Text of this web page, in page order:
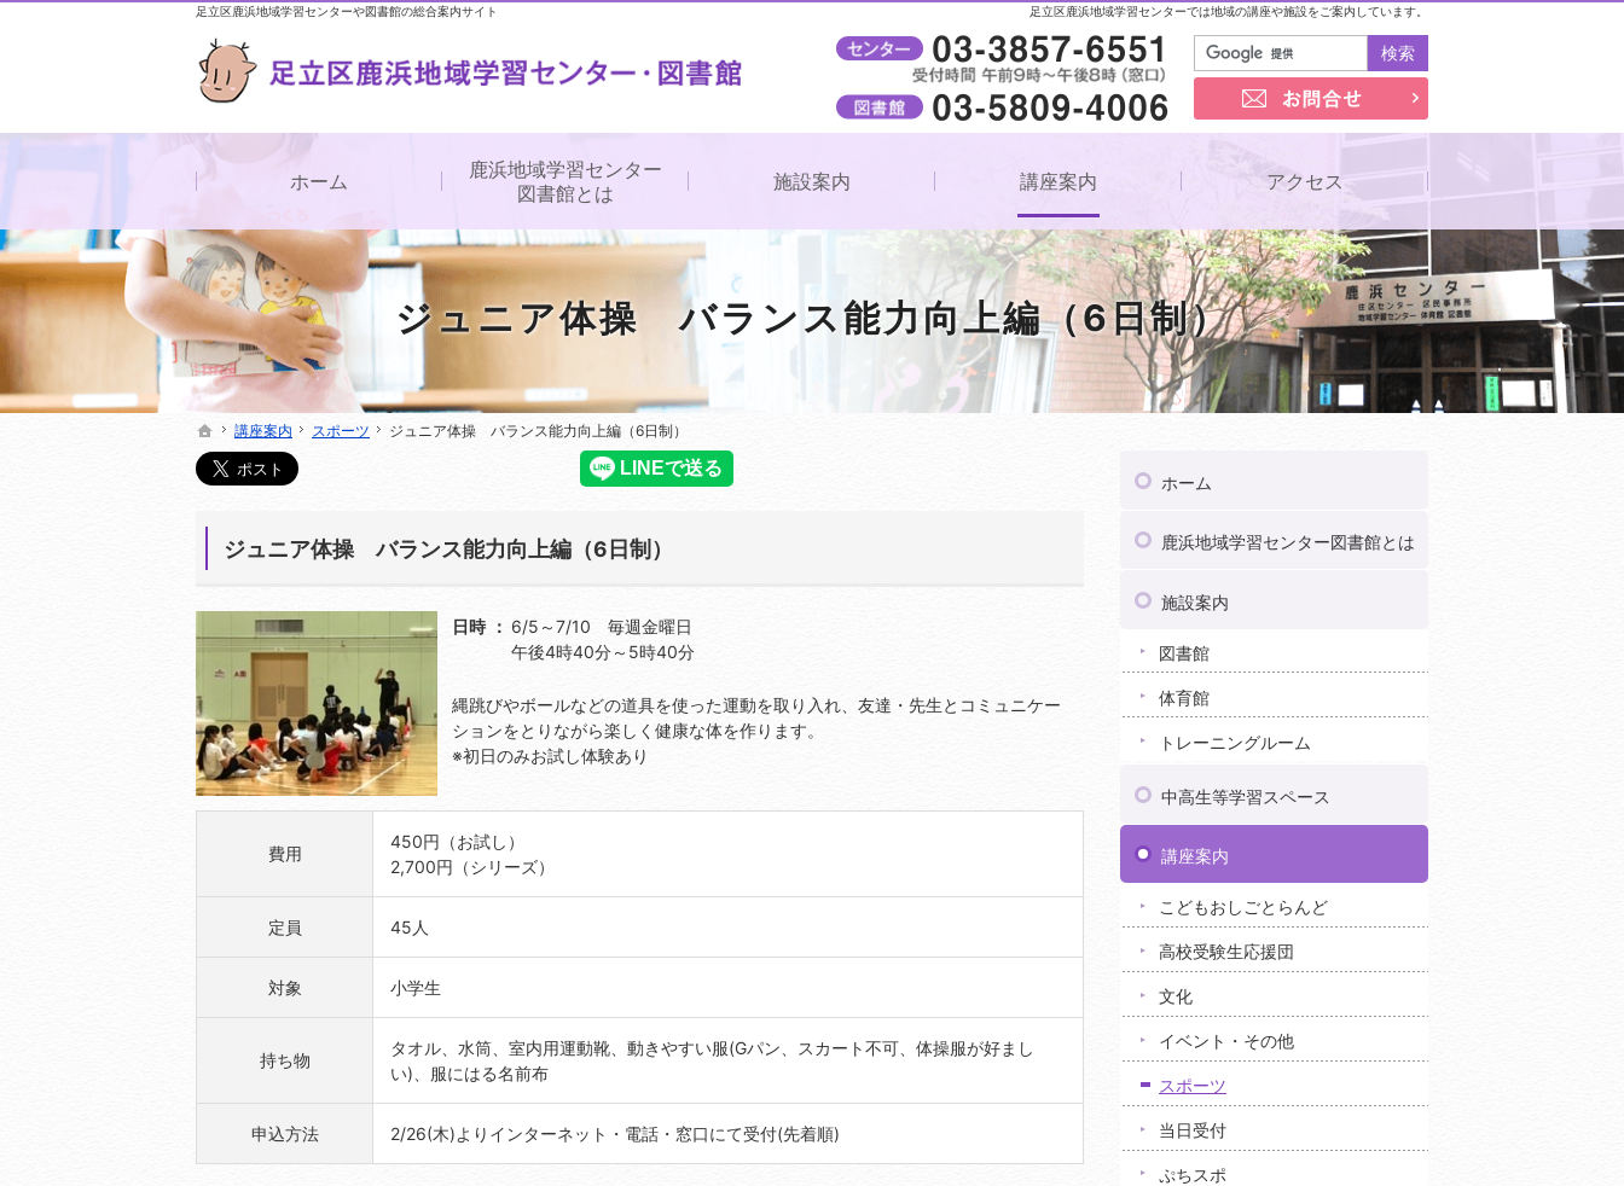
ジュニア体操 バランス能力向上編（6日制）
足立区鹿浜地域学習センターでは地域の講座や施設をご案内しています。
足立区鹿浜地域学習センターや図書館の総合案内サイト
ホーム
講座案内 スポーツ ジュニア体操 バランス能力向上編（6日制）
ジュニア体操 バランス能力向上編（6日制）
日時
6/5～7/10 毎週金曜日
午後4時40分～5時40分
縄跳びやボールなどの道具を使った運動を取り入れ、友達・先生とコミュニケー
ションをとりながら楽しく健康な体を作ります。
※初日のみお試し体験あり
費用
450円（お試し）
2,700円（シリーズ）
定員 45人
対象 小学生
持ち物
タオル、水筒、室内用運動靴、動きやすい服(Gパン、スカート不可、体操服が好まし
い)、服にはる名前布
申込方法 2/26(木)よりインターネット・電話・窓口にて受付(先着順)
ホーム
鹿浜地域学習センター図書館とは
施設案内
図書館
体育館
トレーニングルーム
中高生等学習スペース
講座案内
こどもおしごとらんど
高校受験生応援団
文化
イベント・その他
スポーツ
当日受付
ぷちスポ
ホーム
講座案内 スポーツ ジュニア体操 バランス能力向上編（6日制）
03-3857-6551
受付時間
午前9時～午後8時（窓口）
03-5809-4006
ホーム
鹿浜地域学習センター
図書館とは
施設案内 講座案内 アクセス